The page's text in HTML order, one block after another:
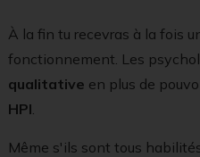
À la fin tu recevras à la fois
fonctionnement. Les
qualitative en plus de
HPI
Même s'ils sont tous